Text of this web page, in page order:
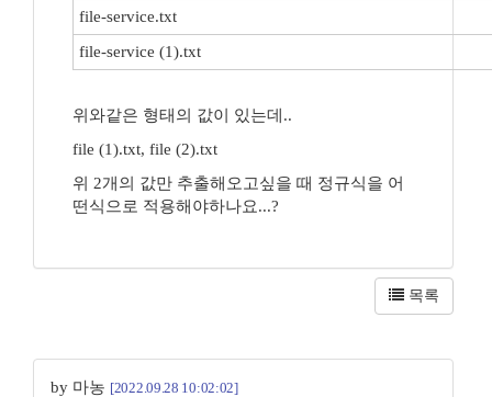
file-service.txt
file-service (1).txt
위와같은 형태의 값이 있는데..
file (1).txt, file (2).txt
위 2개의 값만 추출해오고싶을 때 정규식을 어
떤식으로 적용해야하나요...?
목록
by 마농 [2022.09.28 10:02:02]